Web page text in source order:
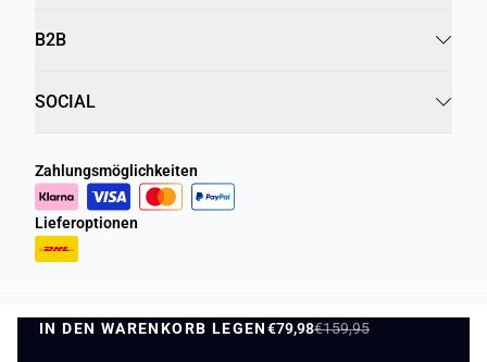
IN DEN WARENKORB LEGEN€79,98€159,95
IN DEN WARENKORB LEGEN
B2B
SOCIAL
Zahlungsmöglichkeiten
Lieferoptionen
Datenschutzrichtlinie Geschäftsbedingungen